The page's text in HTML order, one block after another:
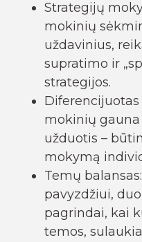
Strategijų
mokinių
uždavinius,
supratimo ir
strategijos.
Diferencijuotas
mokinių
užduotis –
mokymą
Temų
pavyzdžiui,
pagrindai, kai
temos,